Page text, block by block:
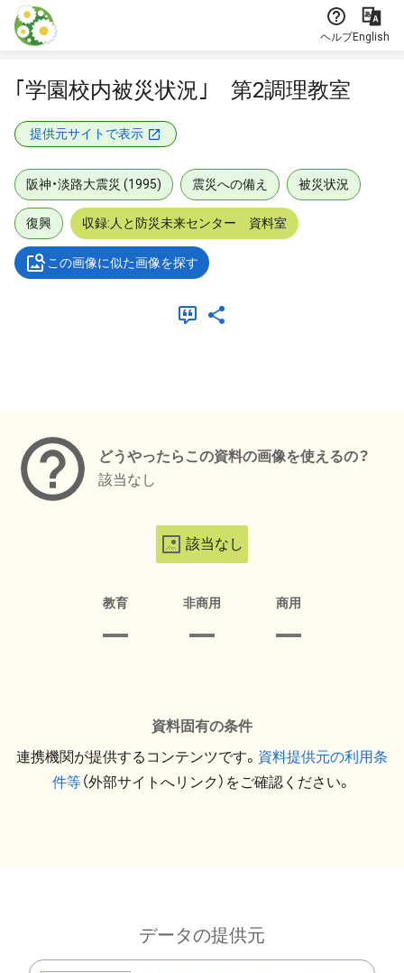
本文に飛ぶ
ヘルプEnglish
｢学園校内被災状況｣ 第2調理教室
提供元サイトで表示
阪神・淡路大震災 (1995) 震災への備え 被災状況
復興 収録:人と防災未来センター 資料室
この画像に似た画像を探す
どうやったらこの資料の画像を使えるの？
該当なし
該当なし
教育 非商用 商用
資料固有の条件
連携機関が提供するコンテンツです。 資料提供元の利用条
件等（外部サイトへリンク）をご確認ください。
データの提供元